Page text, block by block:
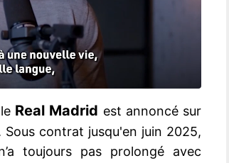
Real Madrid est annoncé sur
Sous contrat jusqu'en juin 2025,
toujours pas prolongé avec